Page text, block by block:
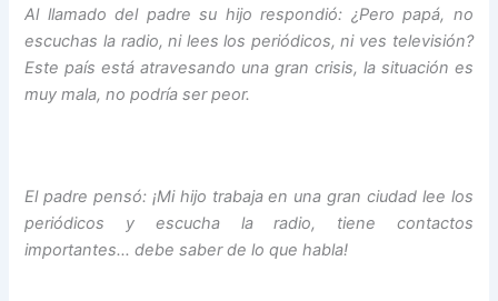
Al llamado del padre su hijo respondió: ¿Pero papá, no
escuchas la radio, ni lees los periódicos, ni ves televisión?
Este país está atravesando una gran crisis, la situación es
muy mala, no podría ser peor.
El padre pensó: ¡Mi hijo trabaja en una gran ciudad lee los
periódicos y escucha la radio, tiene contactos
importantes… debe saber de lo que habla!